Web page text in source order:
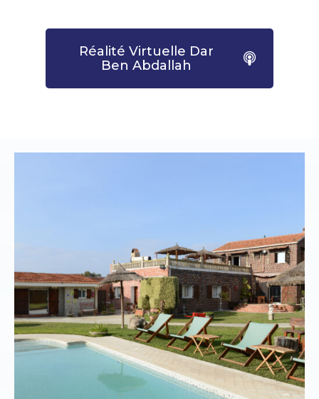
Réalité Virtuelle Dar
Ben Abdallah